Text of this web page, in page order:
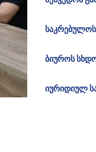
ბიუროს
იურიდიულ